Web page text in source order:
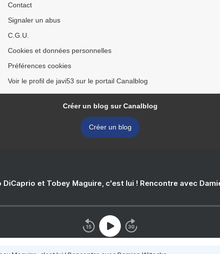
Contact
Signaler un abus
C.G.U.
Cookies et données personnelles
Préférences cookies
Voir le profil de javi53 sur le portail Canalblog
Créer un blog sur Canalblog
Créer un blog
DiCaprio et Tobey Maguire, c'est lui ! Rencontre avec